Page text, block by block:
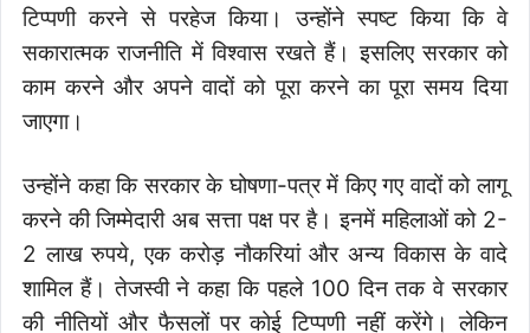
टिप्पणी करने से परहेज किया। उन्होंने स्पष्ट किया कि वे
सकारात्मक राजनीति में विश्वास रखते हैं। इसलिए सरकार को
काम करने और अपने वादों को पूरा करने का पूरा समय दिया
जाएगा।
उन्होंने कहा कि सरकार के घोषणा-पत्र में किए गए वादों को लागू
करने की जिम्मेदारी अब सत्ता पक्ष पर है। इनमें महिलाओं को 2-
2 लाख रुपये, एक करोड़ नौकरियां और अन्य विकास के वादे
शामिल हैं। तेजस्वी ने कहा कि पहले 100 दिन तक वे सरकार
की नीतियों और फैसलों पर कोई टिप्पणी नहीं करेंगे। लेकिन